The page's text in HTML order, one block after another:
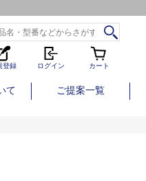
登録 ログイン カート
て ご提案一覧